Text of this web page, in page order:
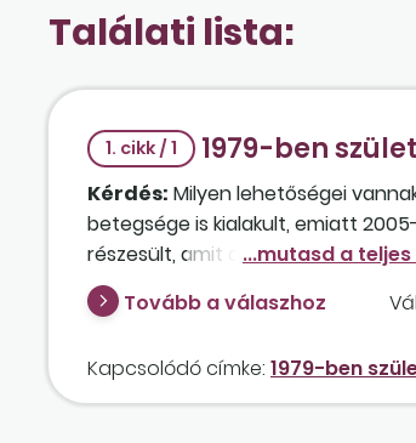
Találati lista:
1. cikk / 1 1979-ben
Kérdés: Milyen lehetőségei
betegsége is kialakult, emiatt
részesült, amit a felülvizsgálaton
rendelkezik elég szolgálati idővel,
Tovább a válaszhoz
Kapcsolódó címke: 1979-ben